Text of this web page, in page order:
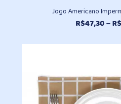
Jogo Americano
R$47,30–